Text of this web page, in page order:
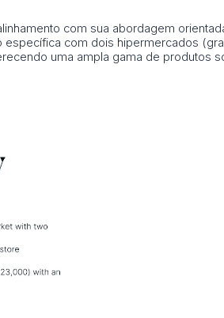
com sua abordagem
com dois hipermercados
uma ampla gama de produtos